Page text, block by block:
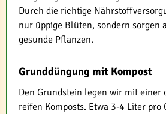
Durch die richtige
nur üppige Blüten, sondern sorgen
gesunde Pflanzen.
Grunddüngung mit Kompost
Den Grundstein legen wir mit einer
reifen Komposts. Etwa 3-4 Liter pro